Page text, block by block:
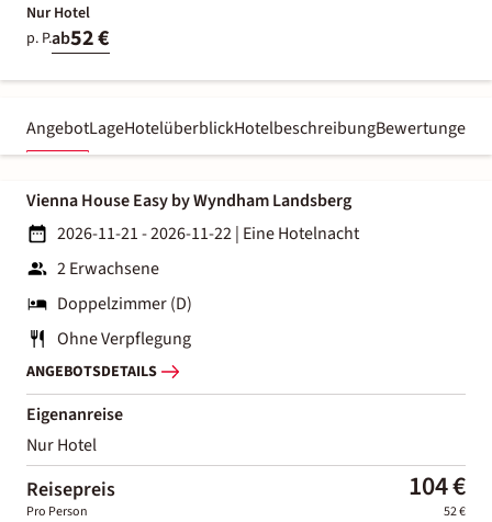
Nur Hotel
p. P.ab52 €
AngebotLageHotelüberblickHotelbeschreibungBewertungen
Vienna House Easy by Wyndham Landsberg
2026-11-21 - 2026-11-22| Eine Hotelnacht
2 Erwachsene
Doppelzimmer (D)
Ohne Verpflegung
ANGEBOTSDETAILS
Eigenanreise
Nur Hotel
Reisepreis 104 €
Pro Person 52 €